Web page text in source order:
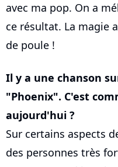
avec ma pop. On a
ce résultat. La magie
de poule !
Il y a une chanson
"Phoenix". C'est
aujourd'hui ?
Sur certains aspects
des personnes très